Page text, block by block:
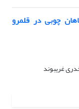
چوبی در قلمرو
غریبوند